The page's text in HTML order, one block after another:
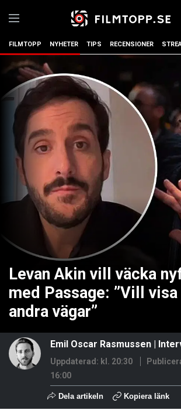
FILMTOPP NYHETER TIPS RECENSIONER
Levan Akin vill väcka
med Passage: ”Vill
andra vägar”
Emil Oscar Rasmussen |
Uppdaterad: kl. 20:30
16:00
Dela artikeln Kopiera länk